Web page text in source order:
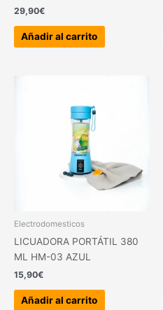
29,90€
Añadir al carrito
Electrodomesticos
LICUADORA PORTÁTIL 380
ML HM-03 AZUL
15,90€
Añadir al carrito